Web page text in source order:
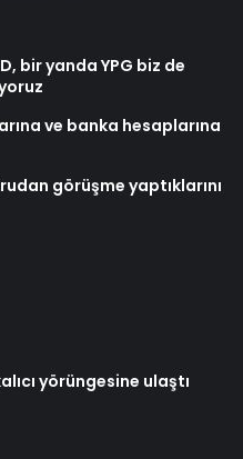
bir yanda YPG biz de
ve banka hesaplarına
görüşme yaptıklarını
yörüngesine ulaştı